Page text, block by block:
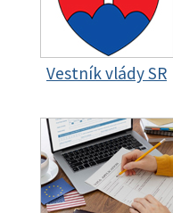
Vestník vlády SR